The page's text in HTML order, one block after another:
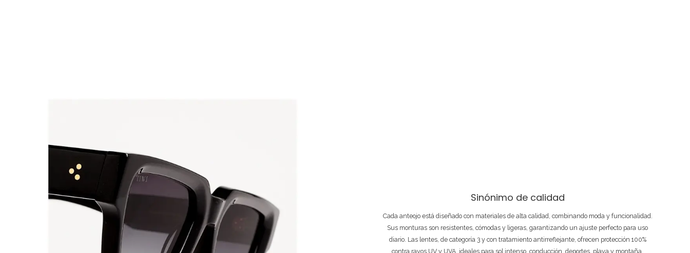
Sinónimo de calidad
Cada anteojo está diseñado con materiales de alta calidad, combinando moda y funcionalidad.
Sus monturas son resistentes, cómodas y ligeras, garantizando un ajuste perfecto para uso
diario. Las lentes, de categoría 3 y con tratamiento antirreflejante, ofrecen protección 100%
contra rayos UV y UVA, ideales para sol intenso, conducción, deportes, playa y montaña.